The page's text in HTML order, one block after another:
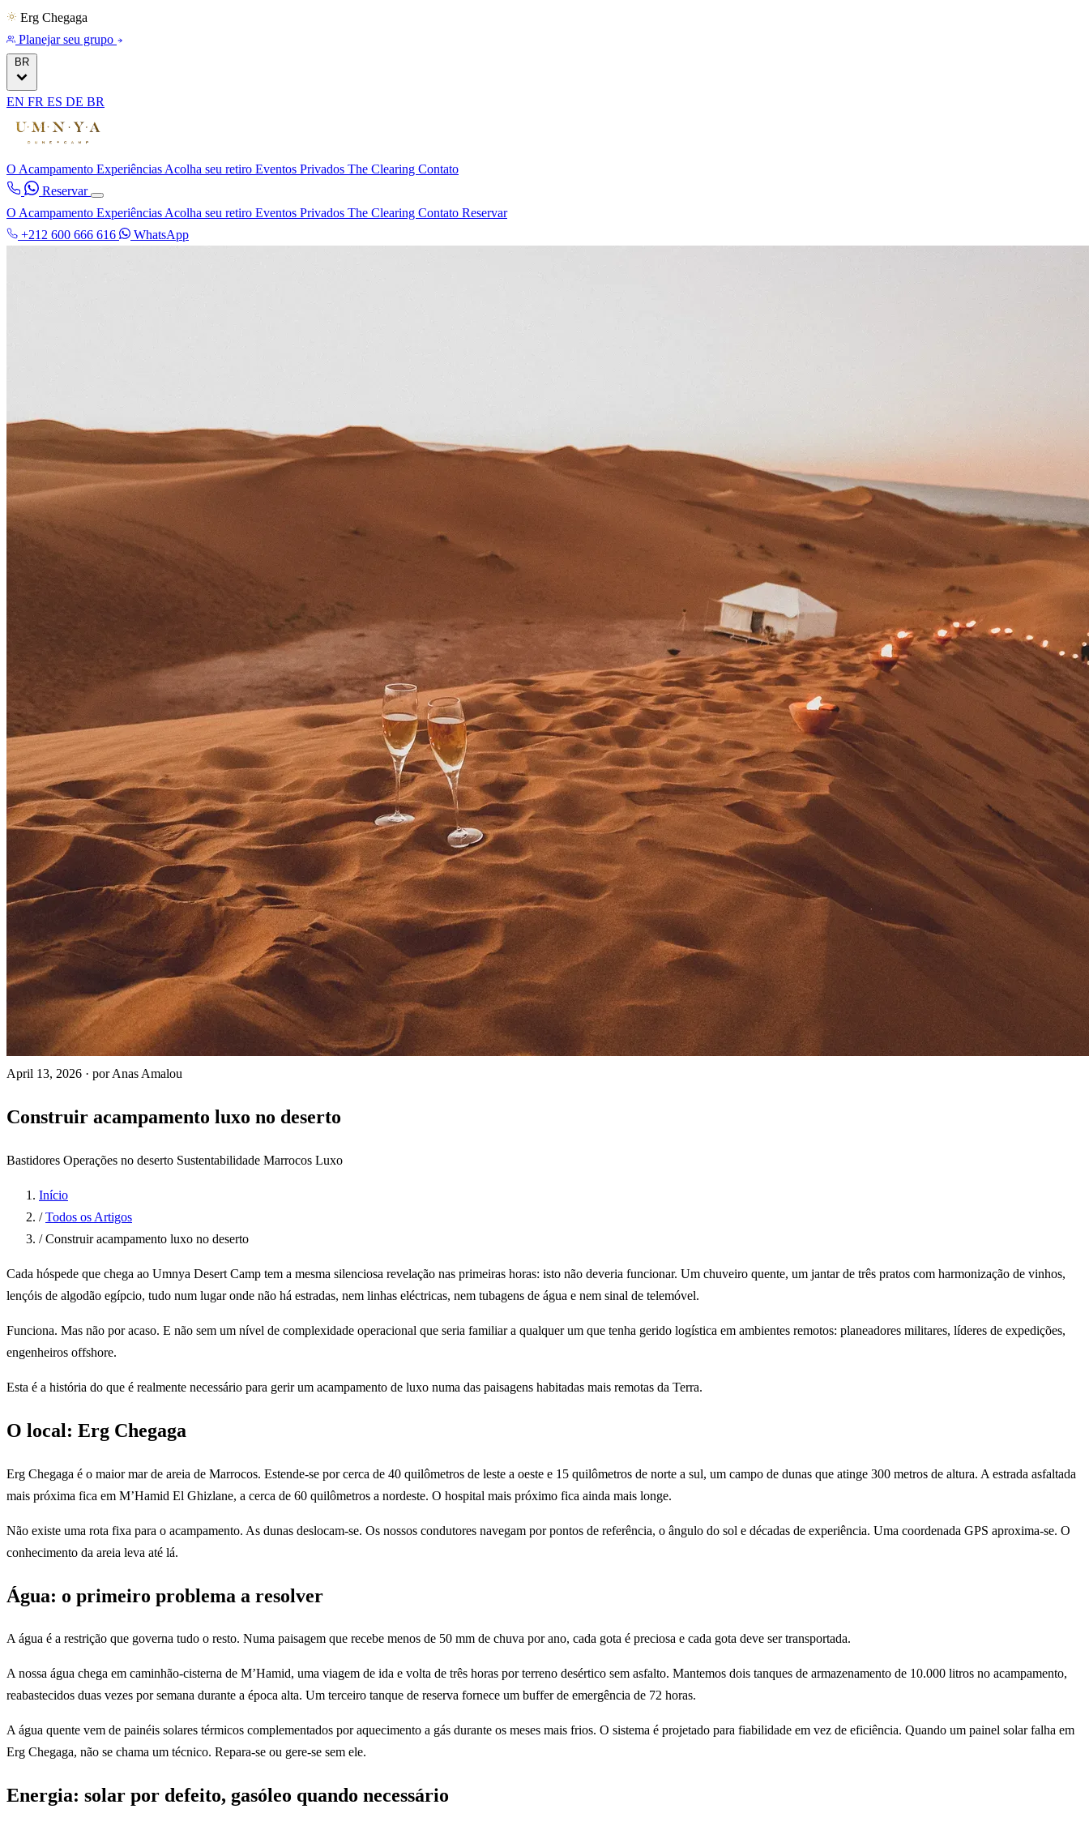
Erg Chegaga
Planejar seu grupo
BR
EN FR ES DE BR
O Acampamento Experiências Acolha seu retiro Eventos Privados The Clearing Contato
Reservar
O Acampamento Experiências Acolha seu retiro Eventos Privados The Clearing Contato Reservar
+212 600 666 616
WhatsApp
April 13, 2026 · por Anas Amalou
Construir acampamento luxo no deserto
Bastidores Operações no deserto Sustentabilidade Marrocos Luxo
Início
/ Todos os Artigos
/ Construir acampamento luxo no deserto
Cada hóspede que chega ao Umnya Desert Camp tem a mesma silenciosa revelação nas primeiras horas: isto não deveria funcionar. Um chuveiro quente, um jantar de três pratos com harmonização de vinhos,
lençóis de algodão egípcio, tudo num lugar onde não há estradas, nem linhas eléctricas, nem tubagens de água e nem sinal de telemóvel.
Funciona. Mas não por acaso. E não sem um nível de complexidade operacional que seria familiar a qualquer um que tenha gerido logística em ambientes remotos: planeadores militares, líderes de expedições,
engenheiros offshore.
Esta é a história do que é realmente necessário para gerir um acampamento de luxo numa das paisagens habitadas mais remotas da Terra.
O local: Erg Chegaga
Erg Chegaga é o maior mar de areia de Marrocos. Estende-se por cerca de 40 quilômetros de leste a oeste e 15 quilômetros de norte a sul, um campo de dunas que atinge 300 metros de altura. A estrada asfaltada
mais próxima fica em M’Hamid El Ghizlane, a cerca de 60 quilômetros a nordeste. O hospital mais próximo fica ainda mais longe.
Não existe uma rota fixa para o acampamento. As dunas deslocam-se. Os nossos condutores navegam por pontos de referência, o ângulo do sol e décadas de experiência. Uma coordenada GPS aproxima-se. O
conhecimento da areia leva até lá.
Água: o primeiro problema a resolver
A água é a restrição que governa tudo o resto. Numa paisagem que recebe menos de 50 mm de chuva por ano, cada gota é preciosa e cada gota deve ser transportada.
A nossa água chega em caminhão-cisterna de M’Hamid, uma viagem de ida e volta de três horas por terreno desértico sem asfalto. Mantemos dois tanques de armazenamento de 10.000 litros no acampamento,
reabastecidos duas vezes por semana durante a época alta. Um terceiro tanque de reserva fornece um buffer de emergência de 72 horas.
A água quente vem de painéis solares térmicos complementados por aquecimento a gás durante os meses mais frios. O sistema é projetado para fiabilidade em vez de eficiência. Quando um painel solar falha em
Erg Chegaga, não se chama um técnico. Repara-se ou gere-se sem ele.
Energia: solar por defeito, gasóleo quando necessário